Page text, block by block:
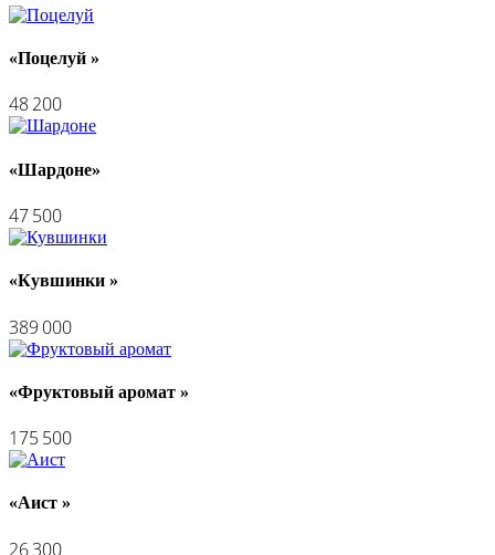
«Поцелуй »
48 200
«Шардоне»
47 500
«Кувшинки »
389 000
«Фруктовый аромат »
175 500
«Аист »
26 300